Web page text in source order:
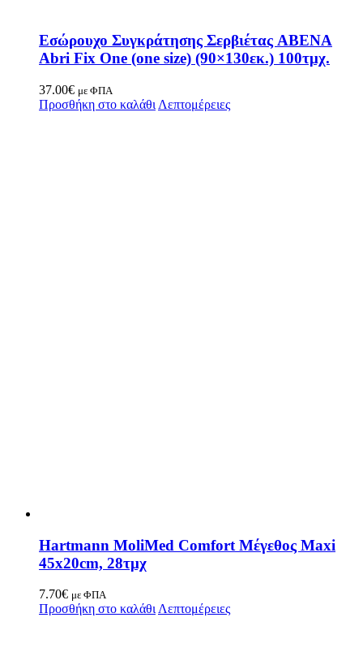
Εσώρουχο Συγκράτησης Σερβιέτας ABENA
Abri Fix One (one size) (90×130εκ.) 100τμχ.
37.00€ με ΦΠΑ
Προσθήκη στο καλάθι Λεπτομέρειες
Hartmann MoliMed Comfort Μέγεθος Maxi
45x20cm, 28τμχ
7.70€ με ΦΠΑ
Προσθήκη στο καλάθι Λεπτομέρειες